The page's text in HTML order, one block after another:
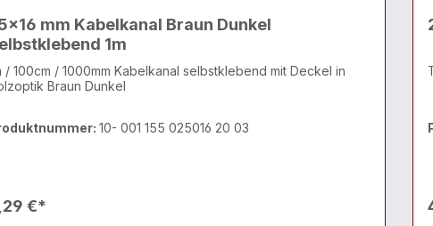
mm Kabelkanal Braun Dunkel
1m
/ 100cm / 1000mm Kabelkanal selbstklebend mit Deckel in
Braun Dunkel
10- 001 155 025016 20 03
€*